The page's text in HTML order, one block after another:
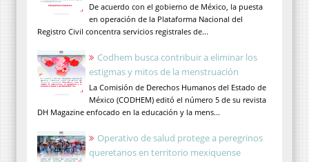
De acuerdo con el gobierno de México, la puesta
en operación de la Plataforma Nacional del
Registro Civil concentra servicios registrales de...
Codhem busca contribuir a eliminar los
estigmas y mitos de la menstruación
La Comisión de Derechos Humanos del Estado de
México (CODHEM) editó el número 5 de su revista
DH Magazine enfocado en la educación y la mens...
Operativo de salud protege a peregrinos
queretanos en territorio mexiquense